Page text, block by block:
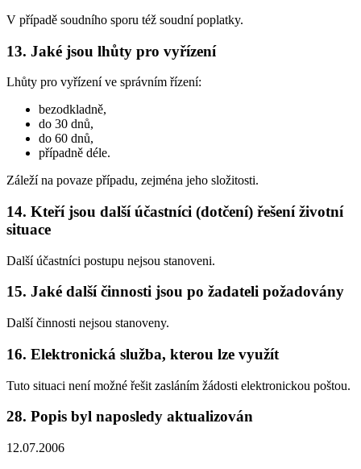
V případě soudního sporu též soudní poplatky.
13. Jaké jsou lhůty pro vyřízení
Lhůty pro vyřízení ve správním řízení:
bezodkladně,
do 30 dnů,
do 60 dnů,
případně déle.
Záleží na povaze případu, zejména jeho složitosti.
14. Kteří jsou další účastníci (dotčení) řešení životní
situace
Další účastníci postupu nejsou stanoveni.
15. Jaké další činnosti jsou po žadateli požadovány
Další činnosti nejsou stanoveny.
16. Elektronická služba, kterou lze využít
Tuto situaci není možné řešit zasláním žádosti elektronickou poštou.
28. Popis byl naposledy aktualizován
12.07.2006